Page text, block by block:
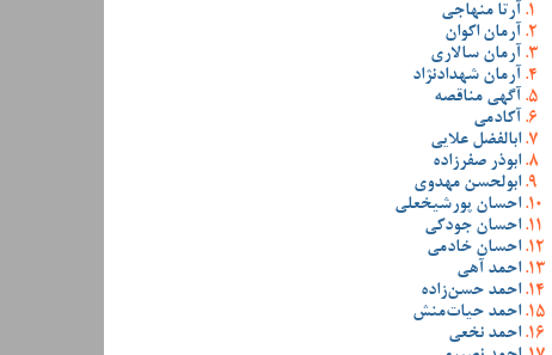
آرتا منهاجی
آرمان اکوان
آرمان سالاری
آرمان شهدادنژاد
آگهی مناقصه
آکادمی
ابالفضل علایی
ابوذر صفرزاده
ابولحسن مهدوی
احسان پورشیخعلی
احسان جودکی
احسان خادمی
احمد آهی
احمد حسن‌زاده
احمد حیات‌منش
احمد نخعی